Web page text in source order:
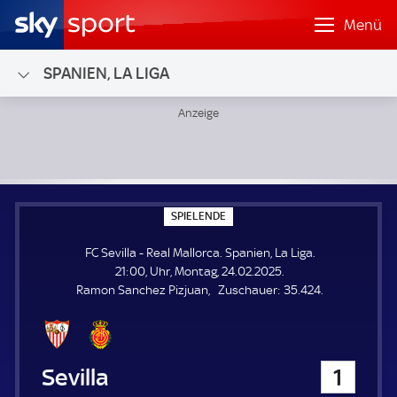
Menü
SPANIEN, LA LIGA
SPIELENDE
P
E
L
E
N
FC Sevilla - Real Mallorca. Spanien, La Liga.
21:00, Uhr, Montag, 24.02.2025.
Ramon Sanchez Pizjuan
Zuschauer: Z
35.424.
FC Sevilla 1